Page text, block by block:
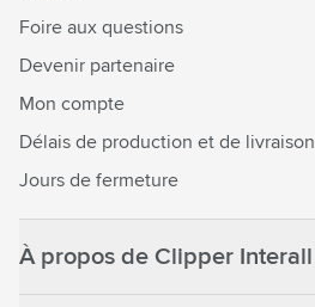
Foire aux questions
Devenir partenaire
Mon compte
Délais de production et de livraison
Jours de fermeture
À propos de Clipper Interall